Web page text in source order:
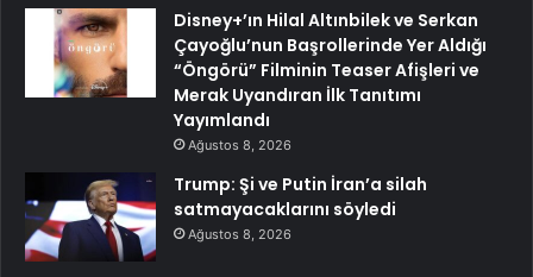
Disney+’ın Hilal Altınbilek ve Serkan
Çayoğlu’nun Başrollerinde Yer Aldığı
“Öngörü” Filminin Teaser Afişleri ve
Merak Uyandıran İlk Tanıtımı
Yayımlandı
Ağustos 8, 2026
Trump: Şi ve Putin İran’a silah
satmayacaklarını söyledi
Ağustos 8, 2026